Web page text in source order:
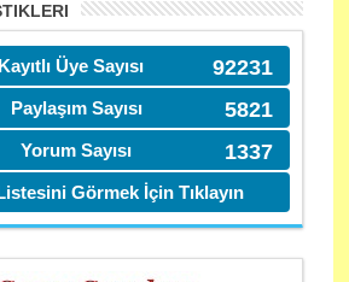
92231
Kayıtlı Üye Sayısı
5821
Paylaşım Sayısı
1337
Yorum Sayısı
Görmek İçin Tıklayın